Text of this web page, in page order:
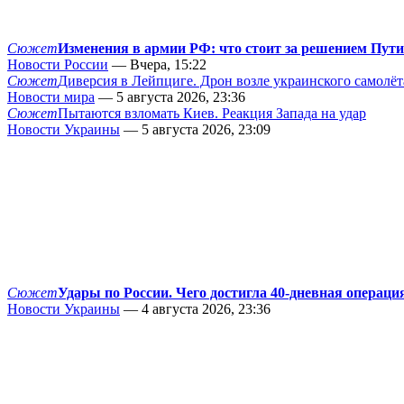
СюжетИзменения в армии РФ: что стоит за решением
Новости России — Вчера, 15:22
СюжетДиверсия в Лейпциге. Дрон возле украинского
Новости мира — 5 августа 2026, 23:36
СюжетПытаются взломать Киев. Реакция Запада на удар
Новости Украины — 5 августа 2026, 23:09
СюжетУдары по России. Чего достигла 40-дневная
Новости Украины — 4 августа 2026, 23:36